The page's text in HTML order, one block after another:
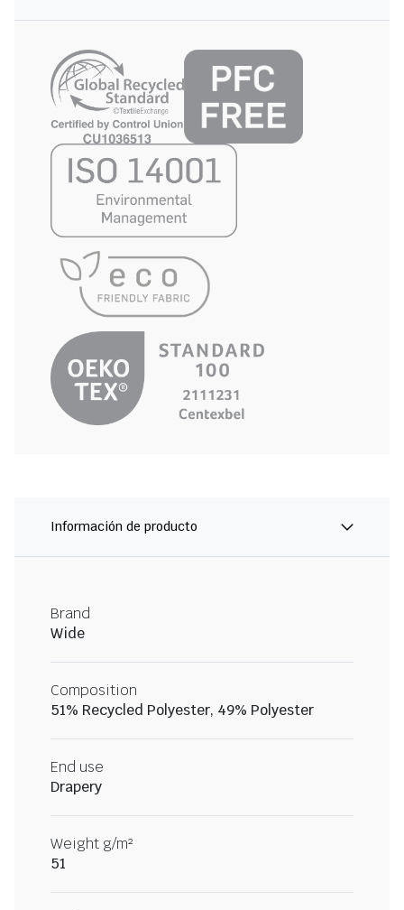
Información de producto
Brand
Wide
Composition
51% Recycled Polyester, 49% Polyester
End use
Drapery
Weight g/m²
51